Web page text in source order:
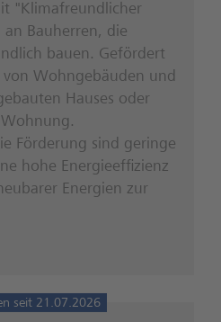
"Klimafreundlicher
Bauherren, die
bauen. Gefördert
Wohngebäuden und
Hauses oder
Förderung sind geringe
hohe Energieeffizienz
Energien zur
seit 21.07.2026